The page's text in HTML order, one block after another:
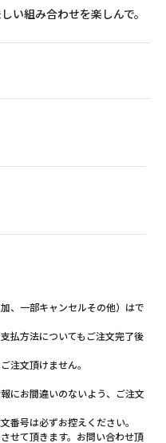
い組み合わせを楽しんで。
、一部キャンセルその他）はで
払方法についてもご注文完了後
注文頂けません。
にお間違いのないよう、ご注文
番号は必ずお控えください。
せて頂きます。お問い合わせ頂